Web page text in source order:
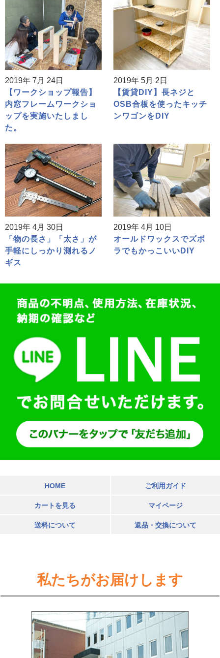
2019年 7月 24日
【ワークショップ報告】
内窓フレームワークショ
ップを実施いたしまし
た。
2019年 5月 2日
【賃貸DIY】長ネジと
OSB合板を使ったキッチ
ンワゴンをDIY
2019年 4月 30日
「物の長さ」「太さ」が
手軽にしっかり測れるノ
ギス
2019年 4月 10日
オールドワックスでズボ
ラでもかっこいいDIY
HOME ご利用ガイド
カートを見る マイページ
送料について 返品・交換について
私たちがお届けします